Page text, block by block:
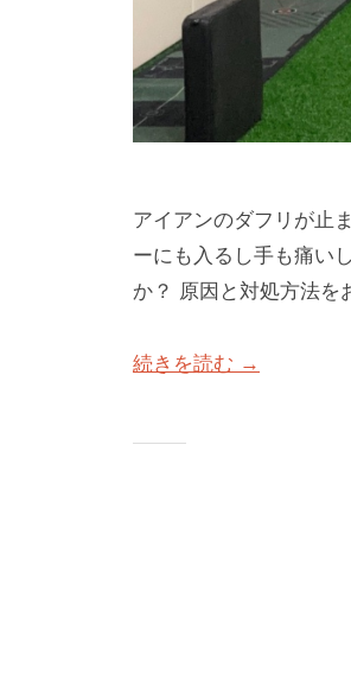
アイアンのダフリが止
ーにも入るし手も痛い
か？ 原因と対処方法を
続きを読む →